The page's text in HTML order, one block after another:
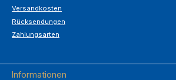
Versandkosten
Rücksendungen
Zahlungsarten
Informationen